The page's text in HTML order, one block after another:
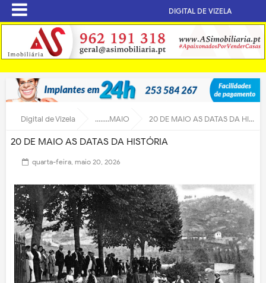
DIGITAL DE VIZELA
Digital de Vizela ........MAIO 20 DE MAIO AS DATAS DA HISTÓRIA
20 DE MAIO AS DATAS DA HISTÓRIA
quarta-feira, maio 20, 2026